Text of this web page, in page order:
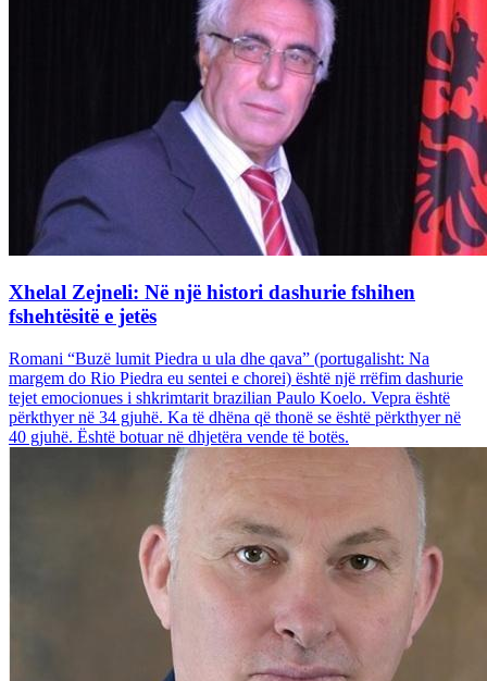
Xhelal Zejneli: Në një histori dashurie fshihen
fshehtësitë e jetës
Romani “Buzë lumit Piedra u ula dhe qava” (portugalisht: Na
margem do Rio Piedra eu sentei e chorei) është një rrëfim dashurie
tejet emocionues i shkrimtarit brazilian Paulo Koelo. Vepra është
përkthyer në 34 gjuhë. Ka të dhëna që thonë se është përkthyer në
40 gjuhë. Është botuar në dhjetëra vende të botës.